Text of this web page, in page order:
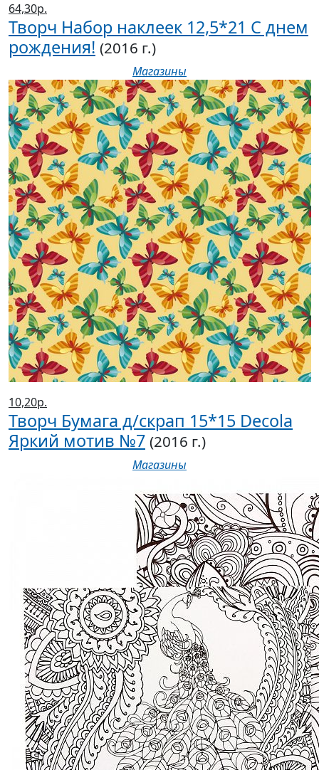
64,30р.
Творч Набор наклеек 12,5*21 С днем
рождения! (2016 г.)
Магазины
10,20р.
Творч Бумага д/скрап 15*15 Decola
Яркий мотив №7 (2016 г.)
Магазины